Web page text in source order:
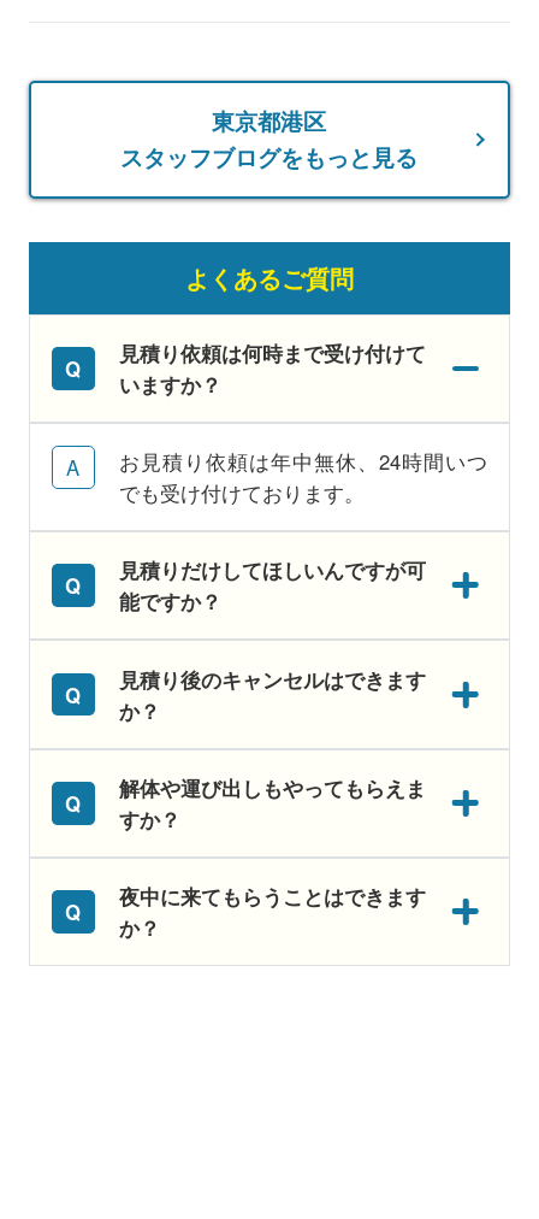
東京都港区
スタッフブログをもっと見る
よくあるご質問
見積り依頼は何時まで受け付けて
いますか？
お見積り依頼は年中無休、24時間いつ
でも受け付けております。
見積りだけしてほしいんですが可
能ですか？
見積り後のキャンセルはできます
か？
解体や運び出しもやってもらえま
すか？
夜中に来てもらうことはできます
か？